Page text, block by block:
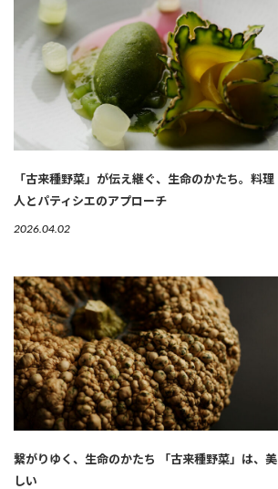
「古来種野菜」が伝え継ぐ、生命のかたち。料理
人とパティシエのアプローチ
2026.04.02
繋がりゆく、生命のかたち 「古来種野菜」は、美
しい